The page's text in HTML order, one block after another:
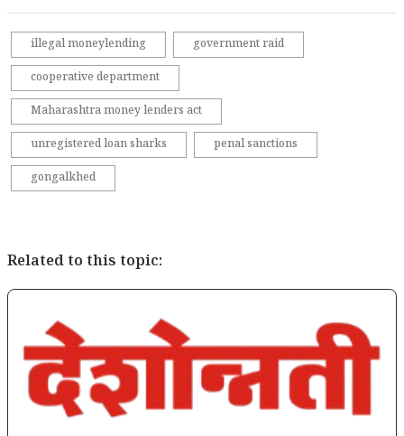
illegal moneylending
government raid
cooperative department
Maharashtra money lenders act
unregistered loan sharks
penal sanctions
gongalkhed
Related to this topic: